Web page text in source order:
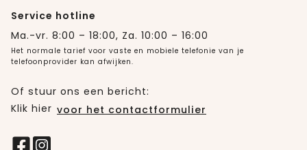
Service hotline
Ma.-vr. 8:00 – 18:00, Za. 10:00 – 16:00
Het normale tarief voor vaste en mobiele telefonie van je
telefoonprovider kan afwijken.
Of stuur ons een bericht:
Klik hier voor het contactformulier